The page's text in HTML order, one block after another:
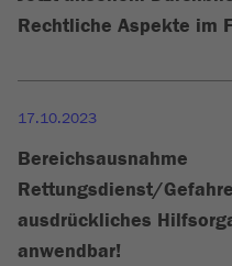
Rechtliche Aspekte im
17.10.2023
Bereichsausnahme
Rettungsdienst/
ausdrückliches
anwendbar!